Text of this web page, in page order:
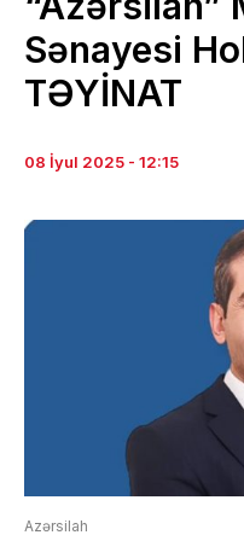
Sənayesi
TƏYİNAT
08 İyul 2025 - 12:15
Azərsilah